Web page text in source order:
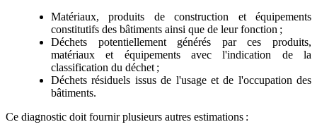
Matériaux, produits de construction et équipements
constitutifs des bâtiments ainsi que de leur fonction ;
Déchets potentiellement générés par ces produits,
matériaux et équipements avec l'indication de la
classification du déchet ;
Déchets résiduels issus de l'usage et de l'occupation des
bâtiments.
Ce diagnostic doit fournir plusieurs autres estimations :